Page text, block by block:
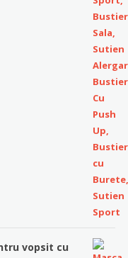
vopsit cu